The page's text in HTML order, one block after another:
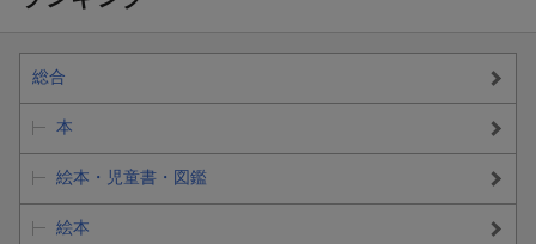
総合
本
絵本・児童書・図鑑
絵本